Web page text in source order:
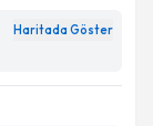
Haritada Göster